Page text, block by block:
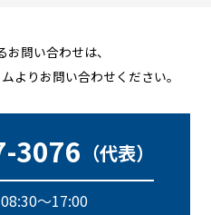
問い合わせは、
よりお問い合わせください。
3076 （代表）
～17:00